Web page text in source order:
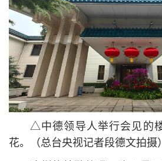
△中德领导人举行会见的
花。（总台央视记者段德文拍摄）